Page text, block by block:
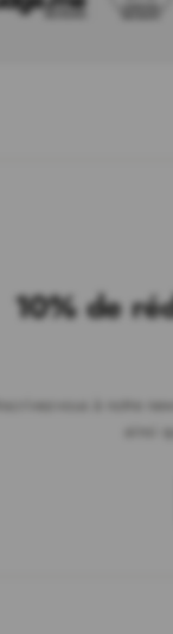
10% de
Inscrivez-vous à notre
ainsi